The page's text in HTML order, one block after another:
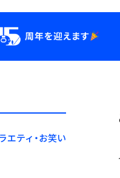
報
エティ・お笑い